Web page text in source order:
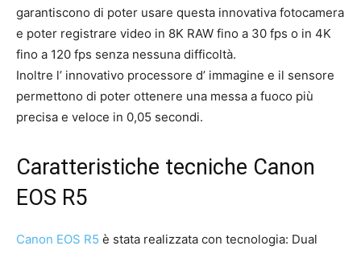
garantiscono di poter usare questa innovativa fotocamera
e poter registrare video in 8K RAW fino a 30 fps o in 4K
fino a 120 fps senza nessuna difficoltà.
Inoltre l’ innovativo processore d’ immagine e il sensore
permettono di poter ottenere una messa a fuoco più
precisa e veloce in 0,05 secondi.
Caratteristiche tecniche Canon
EOS R5
Canon EOS R5 è stata realizzata con tecnologia: Dual